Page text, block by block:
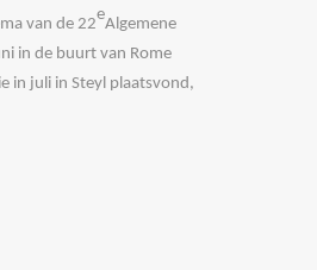
van de 22eAlgemene
in de buurt van Rome
in juli in Steyl plaatsvond,